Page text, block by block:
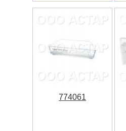
774061